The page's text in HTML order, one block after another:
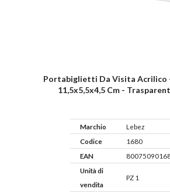
Portabiglietti Da Visita Acrilico
11,5x5,5x4,5 Cm -
Marchio
Lebez
Codice
1680
EAN
Unità di
vendita
PZ 1